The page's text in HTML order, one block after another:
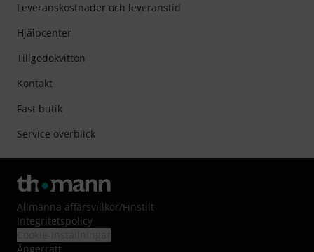
Leveranskostnader och leveranstid
Hjälpcenter
Tillgodokvitton
Kontakt
Fast butik
Service överblick
Allmänna affärsvillkor/Finstilt
Integritetspolicy
Ångerrätt